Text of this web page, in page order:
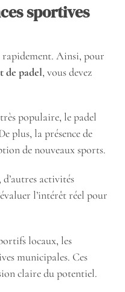
sportives
rapidement. Ainsi, pour
de padel, vous devez
populaire, le padel
plus, la présence de
de nouveaux sports.
d’autres activités
l’intérêt réel pour
locaux, les
municipales. Ces
claire du potentiel.